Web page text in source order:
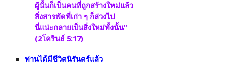
ผู้นั้นก็เป็นคนที่ถูกสร้างใหม่แล้ว
สิ่งสารพัดที่เก่า ๆ ก็ล่วงไป
นี่แน่ะกลายเป็นสิ่งใหม่ทั้งนั้น"
(2โครินธ์ 5:17)
ท่านได้มีชีวิตนิรันดร์แล้ว